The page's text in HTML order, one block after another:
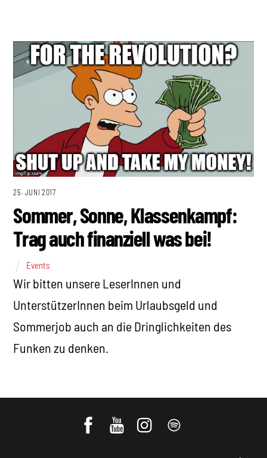
25. JUNI 2017
Sommer, Sonne, Klassenkampf:
Trag auch finanziell was bei!
Events
Wir bitten unsere LeserInnen und
UnterstützerInnen beim Urlaubsgeld und
Sommerjob auch an die Dringlichkeiten des
Funken zu denken.